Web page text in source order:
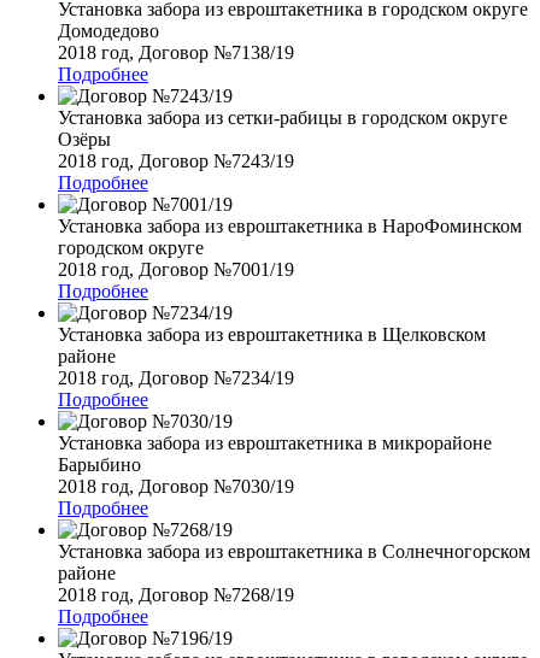
Установка забора из евроштакетника в городском округе
Домодедово
2018 год, Договор №7138/19
Подробнее
Установка забора из сетки-рабицы в городском округе
Озёры
2018 год, Договор №7243/19
Подробнее
Установка забора из евроштакетника в НароФоминском
городском округе
2018 год, Договор №7001/19
Подробнее
Установка забора из евроштакетника в Щелковском
районе
2018 год, Договор №7234/19
Подробнее
Установка забора из евроштакетника в микрорайоне
Барыбино
2018 год, Договор №7030/19
Подробнее
Установка забора из евроштакетника в Солнечногорском
районе
2018 год, Договор №7268/19
Подробнее